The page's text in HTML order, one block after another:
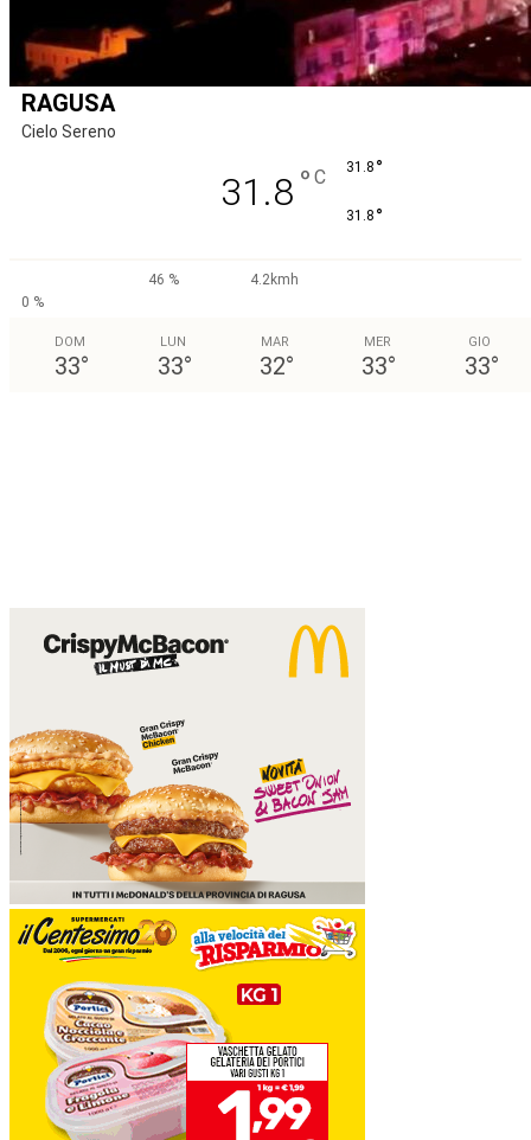
RAGUSA
Cielo Sereno
31.8 ° C 31.8 °
31.8 °
46 %
4.2kmh
0 %
DOM
33°
LUN
33°
MAR
32°
MER
33°
GIO
33°